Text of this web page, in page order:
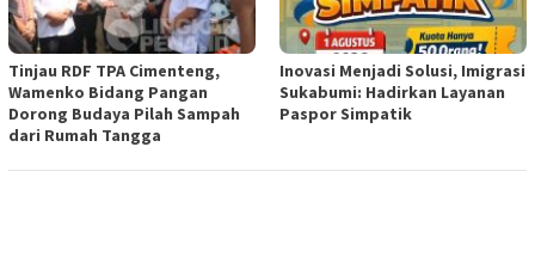
Tinjau RDF TPA Cimenteng,
Wamenko Bidang Pangan
Dorong Budaya Pilah Sampah
dari Rumah Tangga
Inovasi Menjadi Solusi, Imigrasi
Sukabumi: Hadirkan Layanan
Paspor Simpatik